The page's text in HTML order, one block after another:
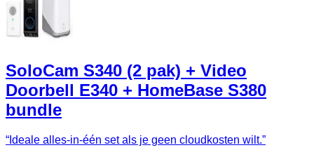
SoloCam S340 (2 pak) + Video
Doorbell E340 + HomeBase S380
bundle
“ Ideale alles-in-één set als je geen cloudkosten wilt.”